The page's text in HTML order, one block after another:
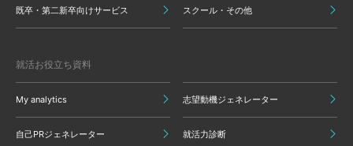
既卒・第二新卒向けサービス スクール・その他
就活お役立ち資料
My analytics 志望動機ジェネレーター
自己PRジェネレーター 就活力診断